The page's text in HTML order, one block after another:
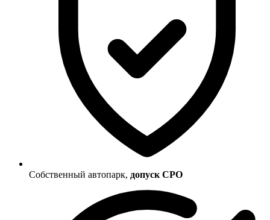
Собственный автопарк, допуск СРО